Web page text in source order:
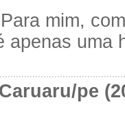
mim,
apenas uma
pe